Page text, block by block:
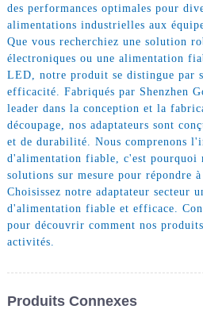
des performances optimales pour
alimentations industrielles aux
Que vous recherchiez une solution
électroniques ou une alimentation
LED, notre produit se distingue par
efficacité. Fabriqués par Shenzhen
leader dans la conception et la
découpage, nos adaptateurs sont
et de durabilité. Nous comprenons
d'alimentation fiable, c'est pourquoi
solutions sur mesure pour répondre
Choisissez notre adaptateur secteur
d'alimentation fiable et efficace.
pour découvrir comment nos
activités.
Produits Connexes